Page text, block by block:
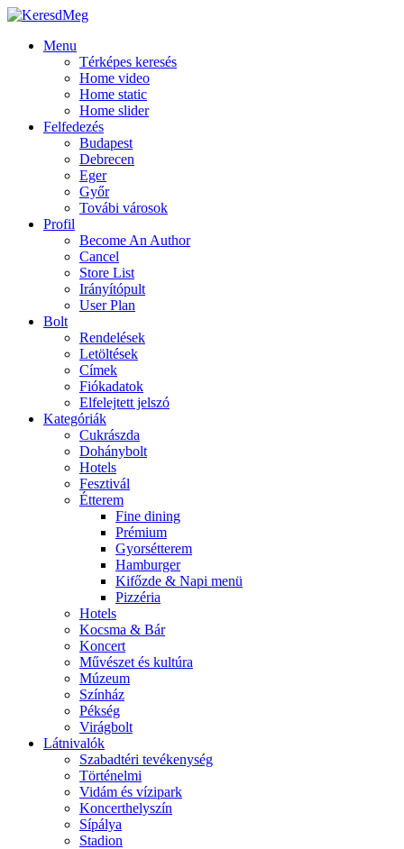
Menu
Térképes keresés
Home video
Home static
Home slider
Felfedezés
Budapest
Debrecen
Eger
Győr
Továbi városok
Profil
Become An Author
Cancel
Store List
Irányítópult
User Plan
Bolt
Rendelések
Letöltések
Címek
Fiókadatok
Elfelejtett jelszó
Kategóriák
Cukrászda
Dohánybolt
Hotels
Fesztivál
Étterem
Fine dining
Prémium
Gyorsétterem
Hamburger
Kifőzde & Napi menü
Pizzéria
Hotels
Kocsma & Bár
Koncert
Művészet és kultúra
Múzeum
Színház
Pékség
Virágbolt
Látnivalók
Szabadtéri tevékenység
Történelmi
Vidám és vízipark
Koncerthelyszín
Sípálya
Stadion